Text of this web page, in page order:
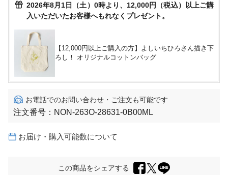
2026年8月1日（土）0時より、12,000円（税込）以上ご購
入いただいたお客様へもれなくプレゼント。
【12,000円以上ご購入の方】よしいちひろさん描き下
ろし！ オリジナルコットンバッグ
お電話でのお問い合わせ・ご注文も可能です
注文番号： NON-263O-28631-0B00ML
お届け・購入可能数について
この商品をシェアする